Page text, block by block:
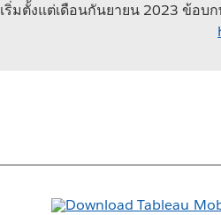
เริ่มตั้งแต่เดือนกันยายน 2023 ข้อบ